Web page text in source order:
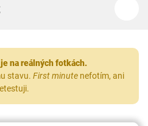
na reálných fotkách.
stavu. First minute nefotím, ani